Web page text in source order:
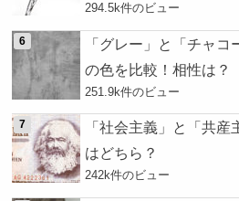
294.5k件のビュー
「グレー」と「チャ
の色を比較！相性は？
251.9k件のビュー
「社会主義」と「共
はどちら？
242k件のビュー